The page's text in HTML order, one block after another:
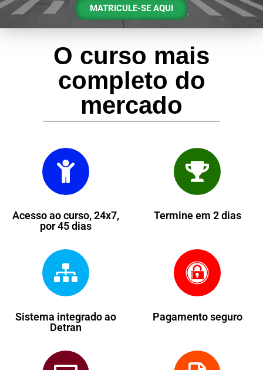
MATRICULE-SE AQUI
O curso mais
completo do
mercado
Acesso ao curso, 24x7,
por 45 dias
Termine em 2 dias
Sistema integrado ao
Detran
Pagamento seguro